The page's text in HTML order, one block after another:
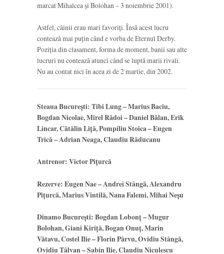
marcat Mihalcea și Bolohan – 3 noiembrie 2001).
Astfel, câinii erau mari favoriți. Însă acest lucru
contează mai puțin când e vorba de Eternul Derby.
Poziția din clasament, forma de moment, banii sau alte
lucruri nu contează atunci când se luptă marii rivali.
Nu au contat nici în acea zi de 2 martie, din 2002.
Steaua București: Tibi Lung – Marius Baciu,
Bogdan Nicolae, Mirel Rădoi – Daniel Bălan, Erik
Lincar, Cătălin Liță, Pompiliu Stoica – Eugen
Trică – Adrian Neaga, Claudiu Răducanu
Antrenor: Victor Pițurcă
Rezerve: Eugen Nae – Andrei Stângă, Alexandru
Pițurcă, Marius Vintilă, Nana Falemi, Mihai Neșu
Dinamo București: Bogdan Lobonț – Mugur
Bolohan, Giani Kiriță, Bogan Onuț, Marin
Vătavu, Costel Ilie – Florin Pârvu, Ovidiu Stângă,
Ovidiu Tâlvan – Sabin Ilie, Claudiu Niculescu